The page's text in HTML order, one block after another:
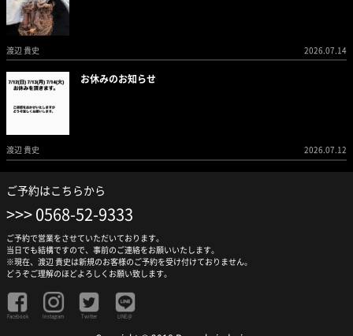
渡辺 貴史 2026.07.14
お休みのお知らせ
渡辺 貴史 2026.07.12
ご予約はこちらから
0568-52-9333
ご予約で営業をさせていただいております。
当日でも結構ですので、事前のご連絡をお願いいたします。
※現在、渡辺 貴史は新規のお客様のご予約を受け付けておりません。
どうぞご理解のほどよろしくお願い致します。
Facebook Instagram Twitter LINE@